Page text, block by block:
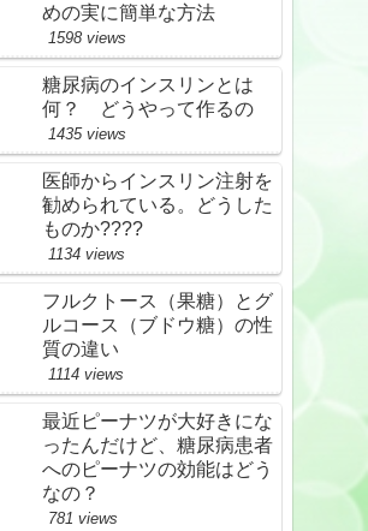
めの実に簡単な方法
1598 views
糖尿病のインスリンとは
何？ どうやって作るの
1435 views
医師からインスリン注射を
勧められている。どうした
ものか????
1134 views
フルクトース（果糖）とグ
ルコース（ブドウ糖）の性
質の違い
1114 views
最近ピーナツが大好きにな
ったんだけど、糖尿病患者
へのピーナツの効能はどう
なの？
781 views